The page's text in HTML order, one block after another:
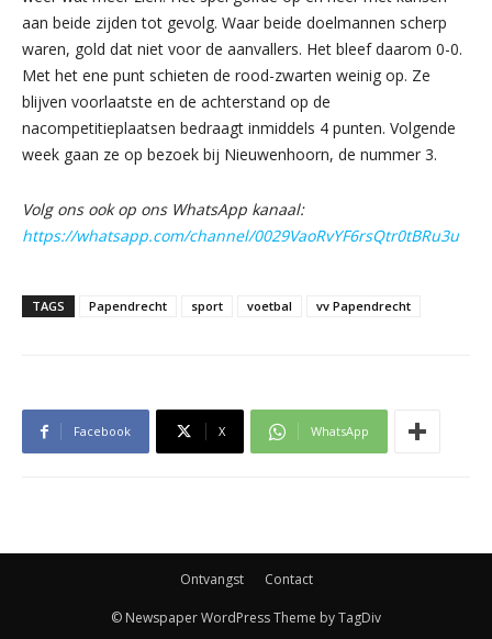
aan beide zijden tot gevolg. Waar beide doelmannen scherp
waren, gold dat niet voor de aanvallers. Het bleef daarom 0-0.
Met het ene punt schieten de rood-zwarten weinig op. Ze
blijven voorlaatste en de achterstand op de
nacompetitieplaatsen bedraagt inmiddels 4 punten. Volgende
week gaan ze op bezoek bij Nieuwenhoorn, de nummer 3.
Volg ons ook op ons WhatsApp kanaal:
https://whatsapp.com/channel/0029VaoRvYF6rsQtr0tBRu3u
TAGS Papendrecht sport voetbal vv Papendrecht
Facebook X WhatsApp
Ontvangst Contact
© Newspaper WordPress Theme by TagDiv